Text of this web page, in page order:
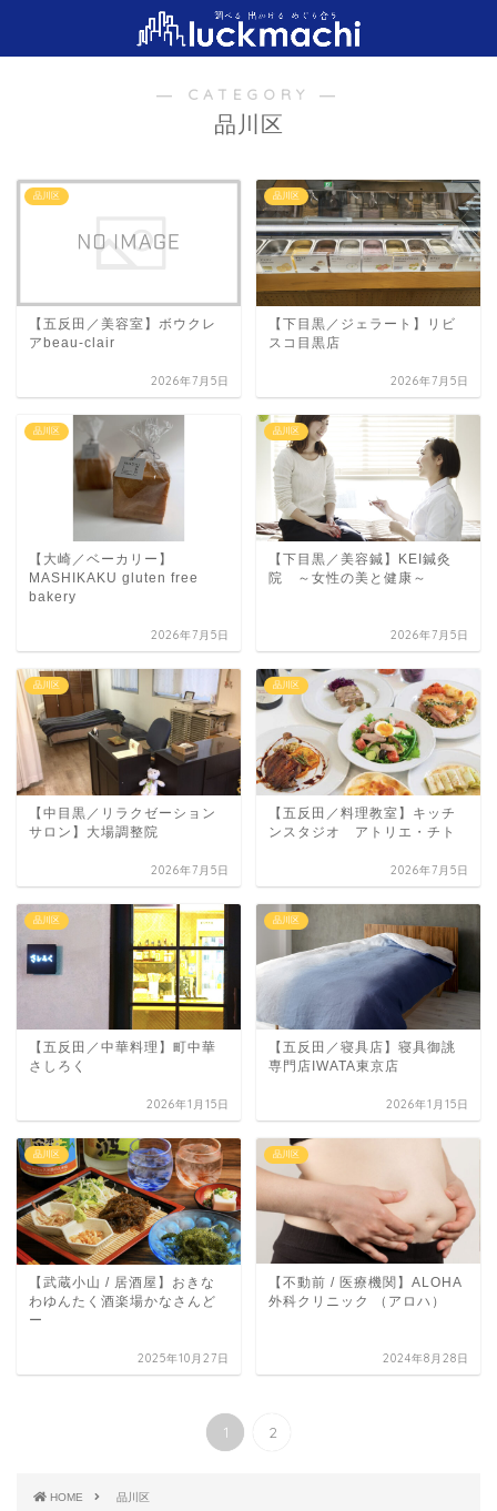
― CATEGORY ―
品川区
品川区
【五反田／美容室】ボウクレ
アbeau-clair
2026年7月5日
品川区
【下目黒／ジェラート】リビ
スコ目黒店
2026年7月5日
品川区
【大崎／ベーカリー】
MASHIKAKU gluten free
bakery
2026年7月5日
品川区
【下目黒／美容鍼】KEI鍼灸
院 ～女性の美と健康～
2026年7月5日
品川区
【中目黒／リラクゼーション
サロン】大場調整院
2026年7月5日
品川区
【五反田／料理教室】キッチ
ンスタジオ アトリエ・チト
2026年7月5日
品川区
【五反田／中華料理】町中華
さしろく
2026年1月15日
品川区
【五反田／寝具店】寝具御誂
専門店IWATA東京店
2026年1月15日
品川区
【武蔵小山 / 居酒屋】おきな
わゆんたく酒楽場かなさんど
ー
2025年10月27日
品川区
【不動前 / 医療機関】ALOHA
外科クリニック （アロハ）
2024年8月28日
1 2
HOME 品川区